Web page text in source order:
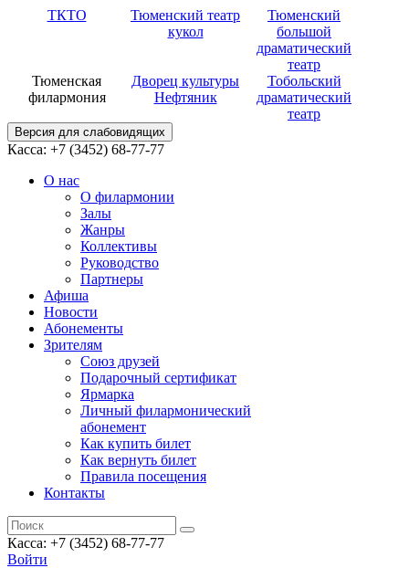
ТКТО
Тюменский театр
кукол
Тюменский
большой
драматический
театр
Тюменская
филармония
Дворец культуры
Нефтяник
Тобольский
драматический
театр
Версия для слабовидящих
Касса: +7 (3452) 68-77-77
О нас
О филармонии
Залы
Жанры
Коллективы
Руководство
Партнеры
Афиша
Новости
Абонементы
Зрителям
Союз друзей
Подарочный сертификат
Ярмарка
Личный филармонический
абонемент
Как купить билет
Как вернуть билет
Правила посещения
Контакты
Касса: +7 (3452) 68-77-77
Войти